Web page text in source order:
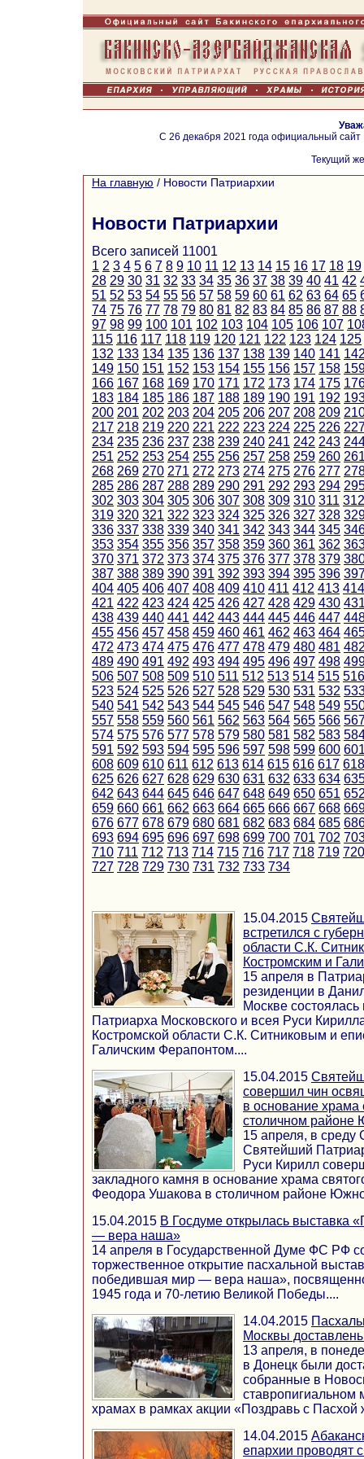
С 26 декабря 2021 года официальный
Текущий
На главную / Новости Патриархии
Новости Патриархии
Всего записей 11001
1 2 3 4 5 6 7 8 9 10 11 12 13 14 15 16 17 18 19
28 29 30 31 32 33 34 35 36 37 38 39 40 41 42
51 52 53 54 55 56 57 58 59 60 61 62 63 64 65
74 75 76 77 78 79 80 81 82 83 84 85 86 87 88
97 98 99 100 101 102 103 104 105 106 107
115 116 117 118 119 120 121 122 123 124 125
132 133 134 135 136 137 138 139 140 141
149 150 151 152 153 154 155 156 157 158
166 167 168 169 170 171 172 173 174 175
183 184 185 186 187 188 189 190 191 192
200 201 202 203 204 205 206 207 208 209
217 218 219 220 221 222 223 224 225 226
234 235 236 237 238 239 240 241 242 243
251 252 253 254 255 256 257 258 259 260
268 269 270 271 272 273 274 275 276 277
285 286 287 288 289 290 291 292 293 294
302 303 304 305 306 307 308 309 310 311 312
319 320 321 322 323 324 325 326 327 328
336 337 338 339 340 341 342 343 344 345
353 354 355 356 357 358 359 360 361 362
370 371 372 373 374 375 376 377 378 379
387 388 389 390 391 392 393 394 395 396
404 405 406 407 408 409 410 411 412 413 414
421 422 423 424 425 426 427 428 429 430
438 439 440 441 442 443 444 445 446 447
455 456 457 458 459 460 461 462 463 464
472 473 474 475 476 477 478 479 480 481
489 490 491 492 493 494 495 496 497 498
506 507 508 509 510 511 512 513 514 515 516
523 524 525 526 527 528 529 530 531 532
540 541 542 543 544 545 546 547 548 549
557 558 559 560 561 562 563 564 565 566
574 575 576 577 578 579 580 581 582 583
591 592 593 594 595 596 597 598 599 600
608 609 610 611 612 613 614 615 616 617 618
625 626 627 628 629 630 631 632 633 634
642 643 644 645 646 647 648 649 650 651
659 660 661 662 663 664 665 666 667 668
676 677 678 679 680 681 682 683 684 685
693 694 695 696 697 698 699 700 701 702
710 711 712 713 714 715 716 717 718 719 720
727 728 729 730 731 732 733 734
15.04.2015
встретился с
области С.К.
Костромским и
15 апреля в
резиденции в
Москве
Патриарха Московского и всея Руси
Костромской области С.К. Ситниковым и
Галичским Ферапонтом....
15.04.2015
совершил чин
в основание
столичном районе
15 апреля, в
Святейший
Руси Кирилл
закладного камня в основание храма
Феодора Ушакова в столичном районе
15.04.2015 В Госдуме открылась выставка
— вера наша»
14 апреля в Государственной Думе ФС РФ
торжественное открытие пасхальной
победившая мир — вера наша»,
1945 года и 70-летию Великой Победы....
14.04.2015
Москвы
13 апреля, в
в Донецк были
собранные в
ставропигиальном
храмах в рамках акции «Поздравь с Пасхой
14.04.2015
епархии проводят